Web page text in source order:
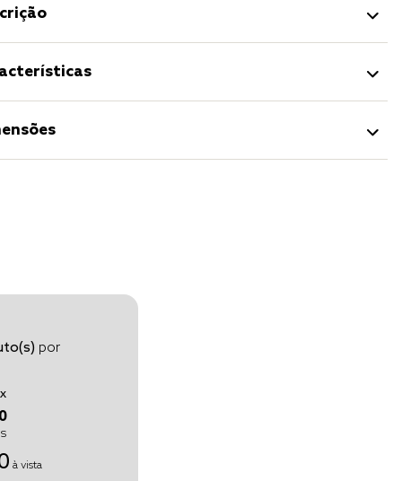
por
x
à vista